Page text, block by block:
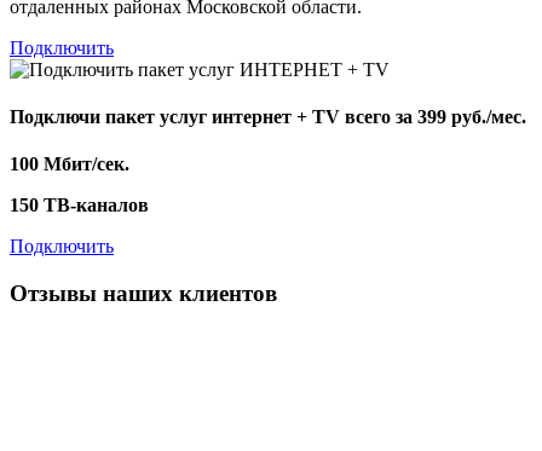
отдаленных районах Московской области.
Подключить
Подключи пакет услуг интернет + TV всего за 399 руб./мес.
100 Мбит/сек.
150 ТВ-каналов
Подключить
Отзывы наших клиентов